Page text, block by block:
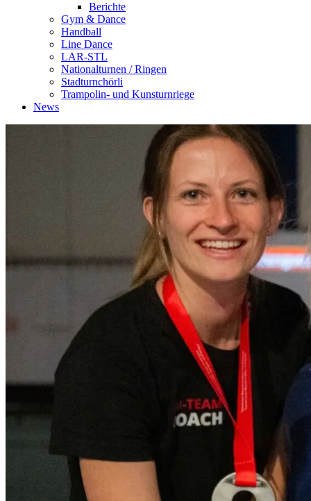
Berichte
Gym & Dance
Handball
Line Dance
LAR-STL
Nationalturnen / Ringen
Stadturnchörli
Trampolin- und Kunsturnriege
News